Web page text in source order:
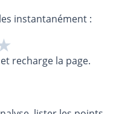
instantanément :
recharge la page.